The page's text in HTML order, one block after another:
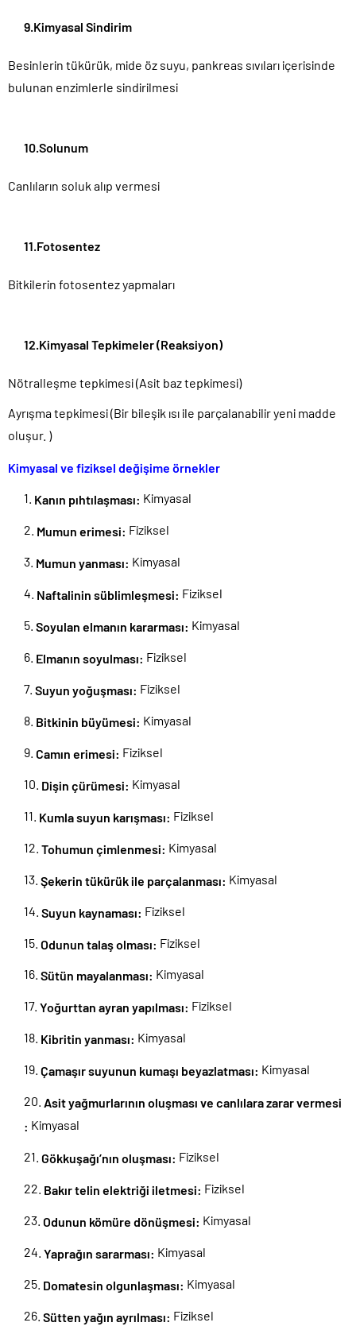
9.Kimyasal Sindirim
Besinlerin tükürük, mide öz suyu, pankreas sıvıları içerisinde
bulunan enzimlerle sindirilmesi
10.Solunum
Canlıların soluk alıp vermesi
11.Fotosentez
Bitkilerin fotosentez yapmaları
12.Kimyasal Tepkimeler (Reaksiyon)
Nötralleşme tepkimesi (Asit baz tepkimesi)
Ayrışma tepkimesi (Bir bileşik ısı ile parçalanabilir yeni madde
oluşur. )
Kimyasal ve fiziksel değişime örnekler
Kanın pıhtılaşması: Kimyasal
Mumun erimesi: Fiziksel
Mumun yanması: Kimyasal
Naftalinin süblimleşmesi: Fiziksel
Soyulan elmanın kararması: Kimyasal
Elmanın soyulması: Fiziksel
Suyun yoğuşması: Fiziksel
Bitkinin büyümesi: Kimyasal
Camın erimesi: Fiziksel
Dişin çürümesi: Kimyasal
Kumlasuyun karışması: Fiziksel
Tohumun çimlenmesi: Kimyasal
Şekerin tükürük ile parçalanması: Kimyasal
Suyun kaynaması: Fiziksel
Odunun talaş olması: Fiziksel
Sütün mayalanması: Kimyasal
Yoğurttan ayran yapılması: Fiziksel
Kibritin yanması: Kimyasal
Çamaşır suyunun kumaşı beyazlatması: Kimyasal
Asit yağmurlarının oluşması ve canlılara zarar vermesi
: Kimyasal
Gökkuşağı’nın oluşması: Fiziksel
Bakır telin elektriği iletmesi: Fiziksel
Odunun kömüre dönüşmesi: Kimyasal
Yaprağın sararması: Kimyasal
Domatesin olgunlaşması: Kimyasal
Sütten yağın ayrılması: Fiziksel